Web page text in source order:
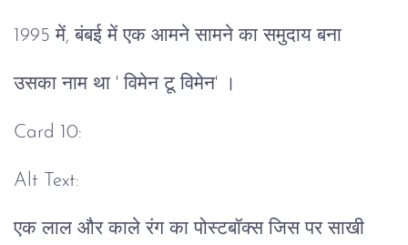
1995 में, बंबई में एक आमने सामने का समुदाय बना
उसका नाम था ' विमेन टू विमेन' ।
Card 10:
Alt Text:
एक लाल और काले रंग का पोस्टबॉक्स जिस पर साखी